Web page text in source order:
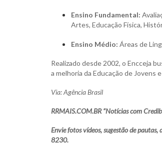
Ensino Fundamental:
Artes, Educação Física,
Ensino Médio: Áreas de
Realizado desde 2002, o Encceja
a melhoria da Educação de Jovens
Via: Agência Brasil
RRMAIS.COM.BR “Notícias com
Envie fotos vídeos, sugestão de
8230.